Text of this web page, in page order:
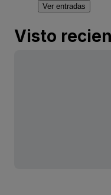
Ver entradas
Visto